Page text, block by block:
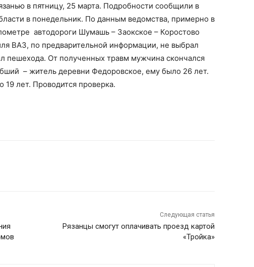
в пятницу, 25 марта. Подробности сообщили в
в понедельник. По данным ведомства, примерно в
автодороги Шумашь – Заокское – Коростово
ВАЗ, по предварительной информации, не выбрал
пешехода. От полученных травм мужчина скончался
– житель деревни Федоровское, ему было 26 лет.
лет. Проводится проверка.
Следующая статья
Рязанцы смогут оплачивать проезд картой
«Тройка»